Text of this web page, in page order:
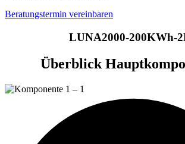
Beratungstermin vereinbaren
LUNA2000-200KWh-
Überblick